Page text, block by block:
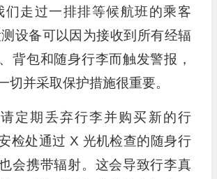
们走过一排排等候航班的乘客
设备可以因为接收到所有经辐
背包和随身行李而触发警报，
切并采取保护措施很重要。
定期丢弃行李并购买新的行
检处通过 X 光机检查的随身行
会携带辐射。这会导致行李真